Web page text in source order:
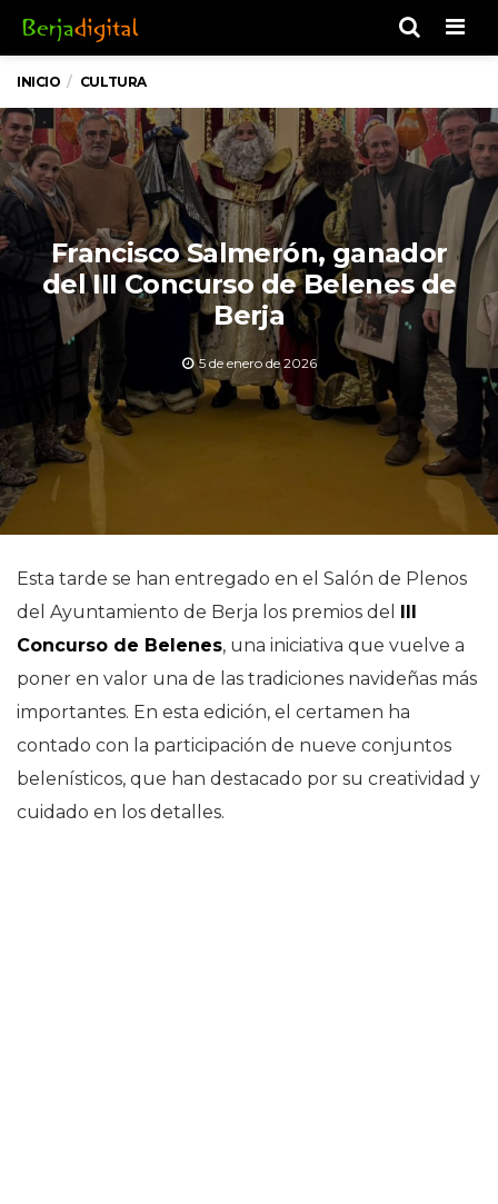
INICIO CULTURA
Francisco Salmerón, ganador
del III Concurso de Belenes de
Berja
5 de enero de 2026
Esta tarde se han entregado en el Salón de Plenos
del Ayuntamiento de Berja los premios del III
Concurso de Belenes, una iniciativa que vuelve a
poner en valor una de las tradiciones navideñas más
importantes. En esta edición, el certamen ha
contado con la participación de nueve conjuntos
belenísticos, que han destacado por su creatividad y
cuidado en los detalles.